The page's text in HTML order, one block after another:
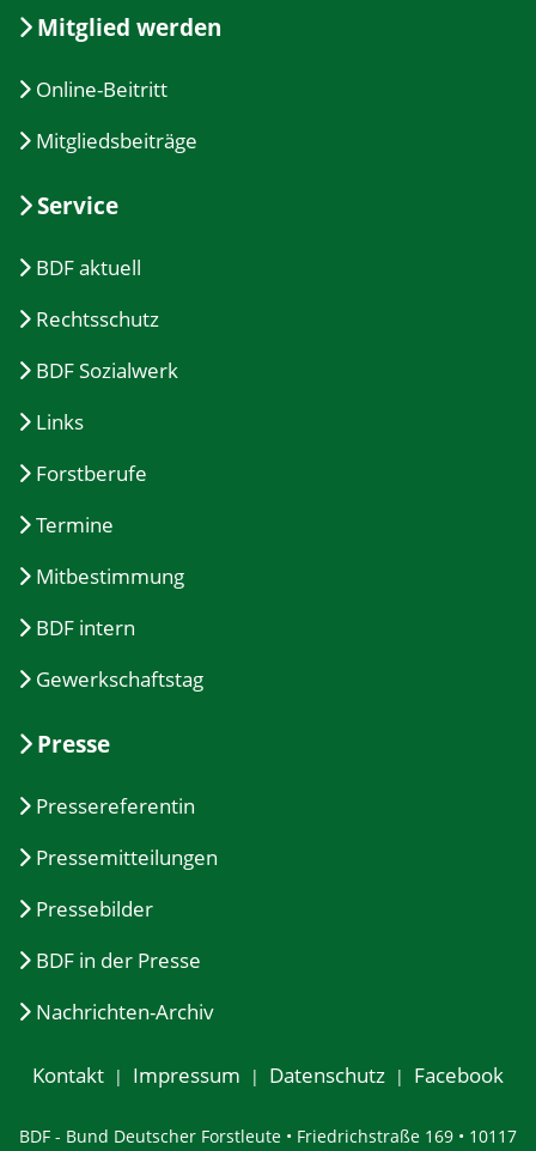
Mitglied werden
Online-Beitritt
Mitgliedsbeiträge
Service
BDF aktuell
Rechtsschutz
BDF Sozialwerk
Links
Forstberufe
Termine
Mitbestimmung
BDF intern
Gewerkschaftstag
Presse
Pressereferentin
Pressemitteilungen
Pressebilder
BDF in der Presse
Nachrichten-Archiv
Kontakt Impressum Datenschutz Facebook
BDF - Bund Deutscher Forstleute • Friedrichstraße 169 • 10117